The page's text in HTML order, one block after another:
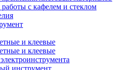
с кафелем и стеклом
и клеевые
и клеевые
инструмент